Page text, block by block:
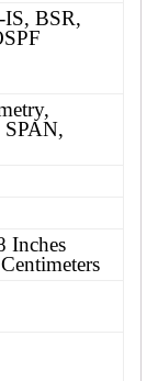
IS, BSR,
SPAN,
Inches